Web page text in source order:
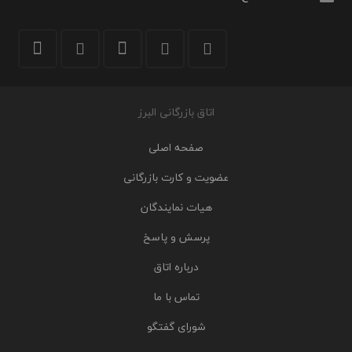
اتاق بازرگانی البرز
صفحه اصلی
عضویت و کارت بازرگانی
هیات نمایندگان
پرسش و پاسخ
درباره اتاق
تماس با ما
شورای گفتگو